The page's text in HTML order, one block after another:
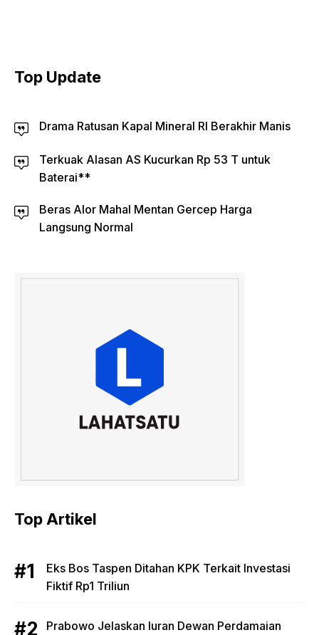
Top Update
Drama Ratusan Kapal Mineral RI Berakhir Manis
Terkuak Alasan AS Kucurkan Rp 53 T untuk
Baterai**
Beras Alor Mahal Mentan Gercep Harga
Langsung Normal
Top Artikel
Eks Bos Taspen Ditahan KPK Terkait Investasi
Fiktif Rp1 Triliun
Prabowo Jelaskan Iuran Dewan Perdamaian